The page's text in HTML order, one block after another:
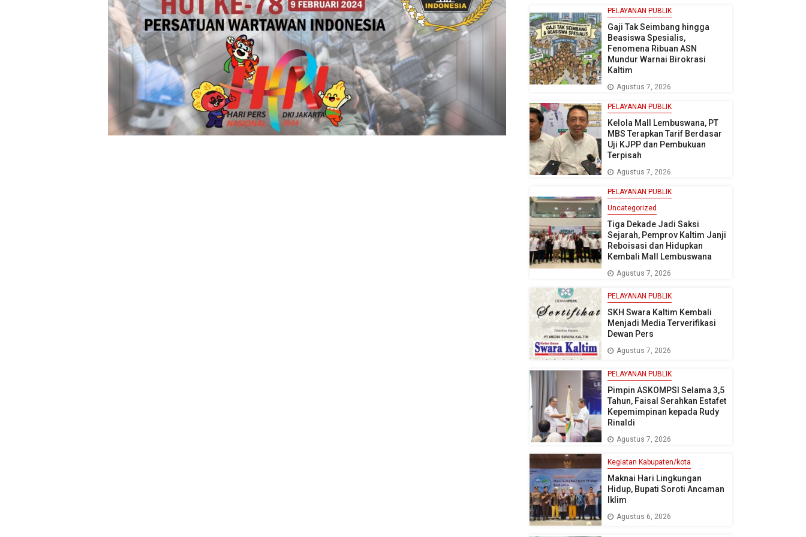
PELAYANAN PUBLIK
Gaji Tak Seimbang hingga
Beasiswa Spesialis,
Fenomena Ribuan ASN
Mundur Warnai Birokrasi
Kaltim
Agustus 7, 2026
PELAYANAN PUBLIK
Kelola Mall Lembuswana, PT
MBS Terapkan Tarif Berdasar
Uji KJPP dan Pembukuan
Terpisah
Agustus 7, 2026
PELAYANAN PUBLIK
Uncategorized
Tiga Dekade Jadi Saksi
Sejarah, Pemprov Kaltim Janji
Reboisasi dan Hidupkan
Kembali Mall Lembuswana
Agustus 7, 2026
PELAYANAN PUBLIK
SKH Swara Kaltim Kembali
Menjadi Media Terverifikasi
Dewan Pers
Agustus 7, 2026
PELAYANAN PUBLIK
Pimpin ASKOMPSI Selama 3,5
Tahun, Faisal Serahkan Estafet
Kepemimpinan kepada Rudy
Rinaldi
Agustus 7, 2026
Kegiatan Kabupaten/kota
Maknai Hari Lingkungan
Hidup, Bupati Soroti Ancaman
Iklim
Agustus 6, 2026